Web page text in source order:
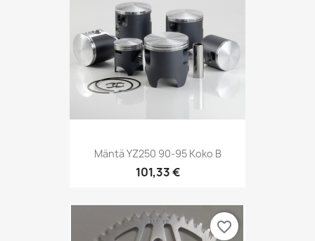
Mäntä YZ250 90-95 Koko B
101,33 €
favorite_border